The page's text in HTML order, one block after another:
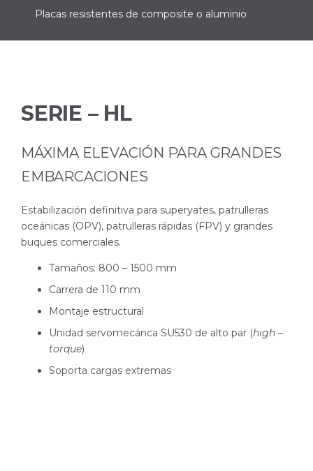
Placas resistentes de composite o aluminio
SERIE – HL
MÁXIMA ELEVACIÓN PARA GRANDES
EMBARCACIONES
Estabilización definitiva para superyates, patrulleras
oceánicas (OPV), patrulleras rápidas (FPV) y grandes
buques comerciales.
Tamaños: 800 – 1500 mm
Carrera de 110 mm
Montaje estructural
Unidad servomecánca SU530 de alto par (high –
torque)
Soporta cargas extremas